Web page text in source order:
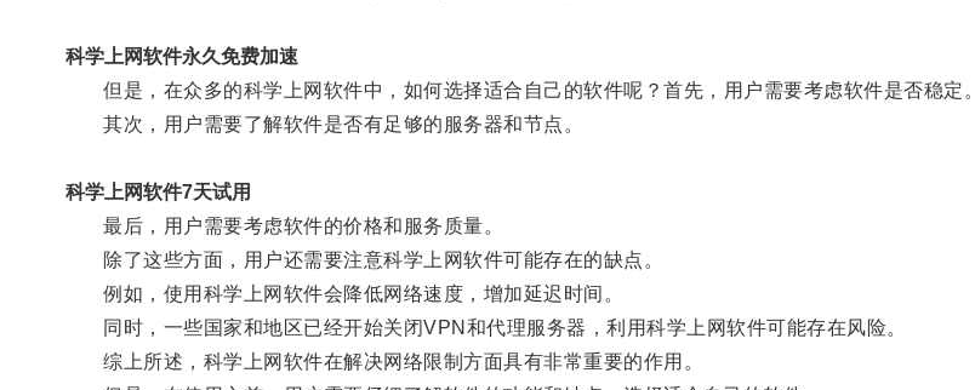
科学上网软件永久免费加速
但是，在众多的科学上网软件中，如何选择适合自己的软件呢？首先，用户需要考虑软件是否稳定。
其次，用户需要了解软件是否有足够的服务器和节点。
科学上网软件7天试用
最后，用户需要考虑软件的价格和服务质量。
除了这些方面，用户还需要注意科学上网软件可能存在的缺点。
例如，使用科学上网软件会降低网络速度，增加延迟时间。
同时，一些国家和地区已经开始关闭VPN和代理服务器，利用科学上网软件可能存在风险。
综上所述，科学上网软件在解决网络限制方面具有非常重要的作用。